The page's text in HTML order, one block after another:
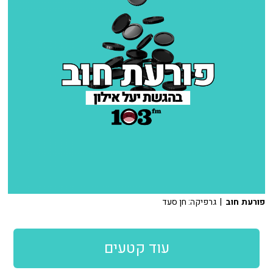
פורעת חוב | גרפיקה: חן סעד
עוד קטעים